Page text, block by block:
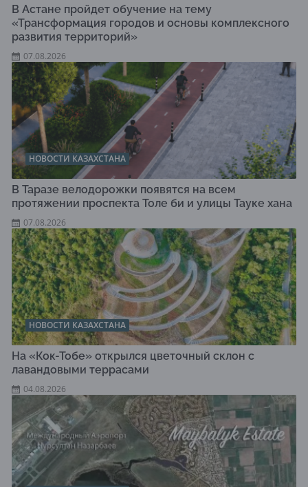
В Астане пройдет обучение на тему
«Трансформация городов и основы комплексного
развития территорий»
07.08.2026
НОВОСТИ КАЗАХСТАНА
В Таразе велодорожки появятся на всем
протяжении проспекта Толе би и улицы Тауке хана
07.08.2026
НОВОСТИ КАЗАХСТАНА
На «Кок-Тобе» открылся цветочный склон с
лавандовыми террасами
04.08.2026